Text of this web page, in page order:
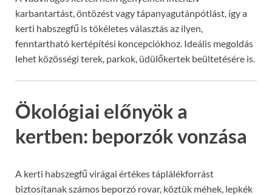
karbantartást, öntözést vagy tápanyagutánpótlást, így a
kerti habszegfű is tökéletes választás az ilyen,
fenntartható kertépítési koncepciókhoz. Ideális megoldás
lehet közösségi terek, parkok, üdülőkertek beültetésére is.
Ökológiai előnyök a
kertben: beporzók vonzása
A kerti habszegfű virágai értékes táplálékforrást
biztosítanak számos beporzó rovar, köztük méhek, lepkék